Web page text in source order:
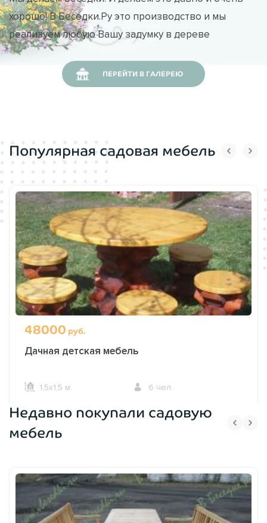
Производитель:ВБеседки.Ру
хорошо! В Беседки.Ру это производство и мы
реализуем любую Вашу задумку в дереве
ПЕРЕЙТИ В ГАЛЕРЕЮ
Популярная садовая мебель
48000 руб.
Дачная детская мебель
1,5х1,5 м. 6 чел.
ОФОРМИТЬ ЗАКАЗ
Недавно покупали садовую
мебель